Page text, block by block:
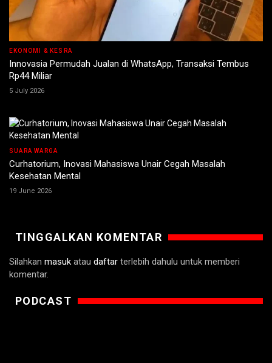
EKONOMI & KESRA
Innovasia Permudah Jualan di WhatsApp, Transaksi Tembus
Rp44 Miliar
5 July 2026
SUARA WARGA
Curhatorium, Inovasi Mahasiswa Unair Cegah Masalah
Kesehatan Mental
19 June 2026
TINGGALKAN KOMENTAR
Silahkan masuk atau daftar terlebih dahulu untuk memberi
komentar.
PODCAST